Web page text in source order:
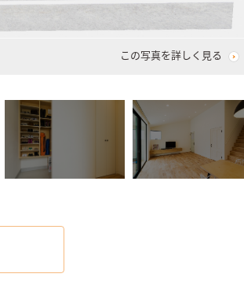
この写真を詳しく見る